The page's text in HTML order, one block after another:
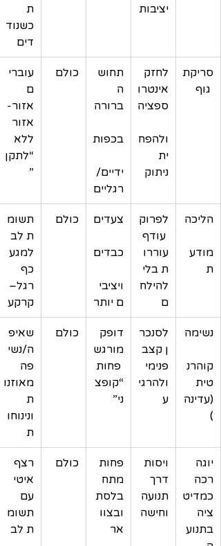
יציבות
ת
כשנוד
דים
סריקת
גוף
לחזק
אינטרו
ספציה
ולהפח
ית
ניתוק
תחוש
ה
ברורה
בכפות
ידיים/
רגליים
כולם
עוברי
ם
אזור-
אזור
ללא
“לתקן
”
הליכה
מודע
ת
לפרוק
עודף
עוררו
ת בלי
להילח
ם
צעדים
כבדים
ויציבי
ם יותר
כולם
תשומ
ת לב
למגע
כף
רגל–
קרקע
נשימה
קוהרנ
טית
(עדינה
)
לסנכר
ן קצב
פנימי
ולהרגי
ע
דופק
מורגש
פחות
“קופצ
ני”
כולם
שאיפ
ה/נשי
פה
מאוזנו
ת
ונינוחו
ת
יוגה
רכה
כמדיט
ציה
בתנוע
ויסות
דרך
תנועה
וחישה
פחות
מתח
בלסת
ובצוו
אר
כולם
רצף
איטי
עם
תשומ
ת לב